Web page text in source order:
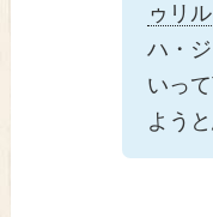
ゥリ
ハ・
いっ
よう